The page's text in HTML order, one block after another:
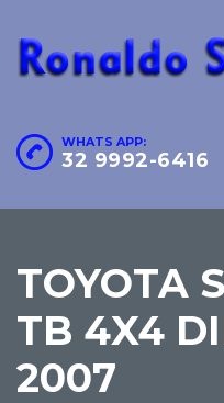
WHATS APP:
32 9992-6416
TOYOTA
TB 4X4
2007